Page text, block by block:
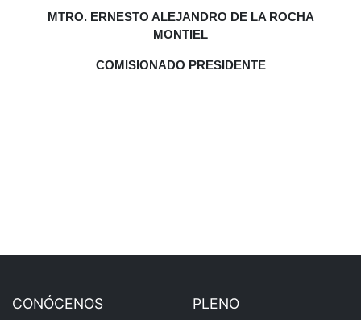
MTRO. ERNESTO ALEJANDRO DE LA ROCHA
MONTIEL
COMISIONADO PRESIDENTE
CONÓCENOS PLENO